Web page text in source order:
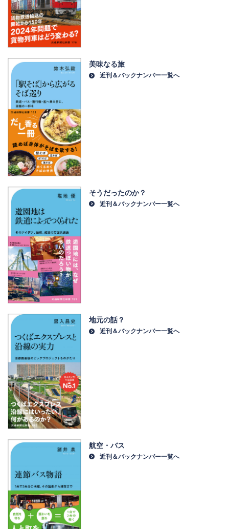
美味なる旅
近刊＆バックナンバー一覧へ
そうだったのか？
近刊＆バックナンバー一覧へ
地元の話？
近刊＆バックナンバー一覧へ
航空・バス
近刊＆バックナンバー一覧へ